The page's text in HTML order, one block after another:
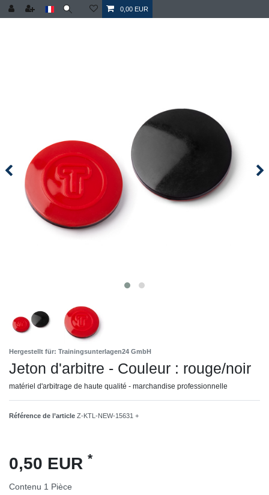
0,00 EUR
Hergestellt für: Trainingsunterlagen24 GmbH
Jeton d'arbitre - Couleur : rouge/noir
matériel d'arbitrage de haute qualité - marchandise professionnelle
Référence de l’article Z-KTL-NEW-15631 +
0,50 EUR *
Contenu 1 Pièce